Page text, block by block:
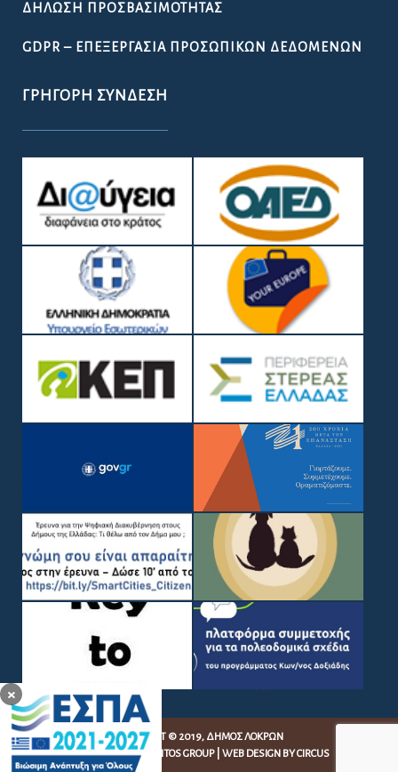
×
ΔΉΛΩΣΗ ΠΡΟΣΒΑΣΙΜΌΤΗΤΑΣ
GDPR – ΕΠΕΞΕΡΓΑΣΙΑ ΠΡΟΣΩΠΙΚΩΝ ΔΕΔΟΜΕΝΩΝ
ΓΡΉΓΟΡΗ ΣΎΝΔΕΣΗ
COPYRIGHT © 2019, ΔΉΜΟΣ ΛΟΚΡΏΝ
WEB DEVELOPMENT BY
EGRITOS GROUP| WEB DESIGN BY CIRCUS